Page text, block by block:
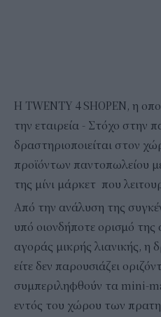
Η TWENTY 4 SHOPEN, η
την εταιρεία - Στόχο στην
δραστηριοποιείται στον
προϊόντων παντοπωλείου
της μίνι μάρκετ που
Από την ανάλυση της
υπό οιονδήποτε ορισμό της
αγοράς μικρής λιανικής,
είτε δεν παρουσιάζει
συμπεριληφθούν τα mini-
εντός του χώρου των